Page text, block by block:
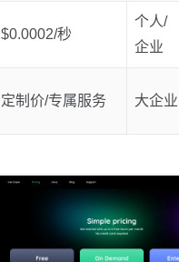
$0.0002/秒
个人/
企业
定制价/专属服务 大企业